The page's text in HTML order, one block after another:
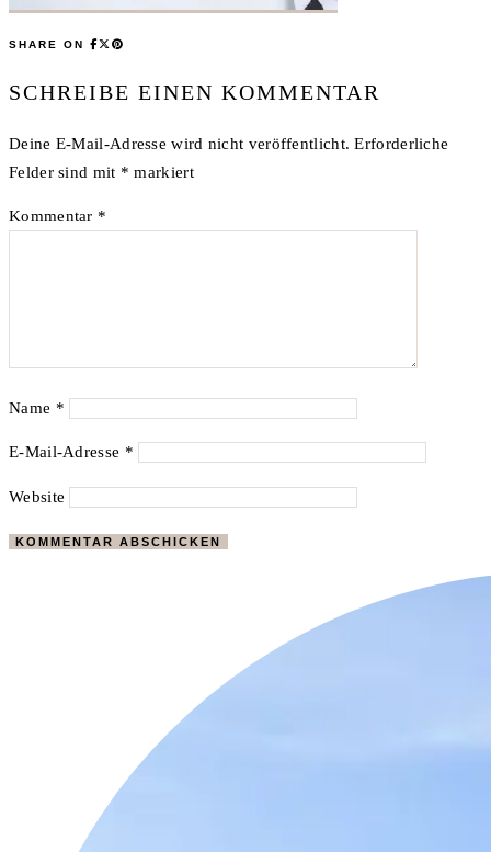
SHARE ON
SCHREIBE EINEN KOMMENTAR
Deine E-Mail-Adresse wird nicht veröffentlicht. Erforderliche
Felder sind mit * markiert
Kommentar *
Name *
E-Mail-Adresse *
Website